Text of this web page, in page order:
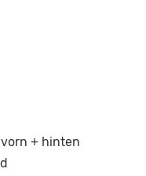
+ hinten